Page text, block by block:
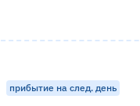
прибытие на след. день